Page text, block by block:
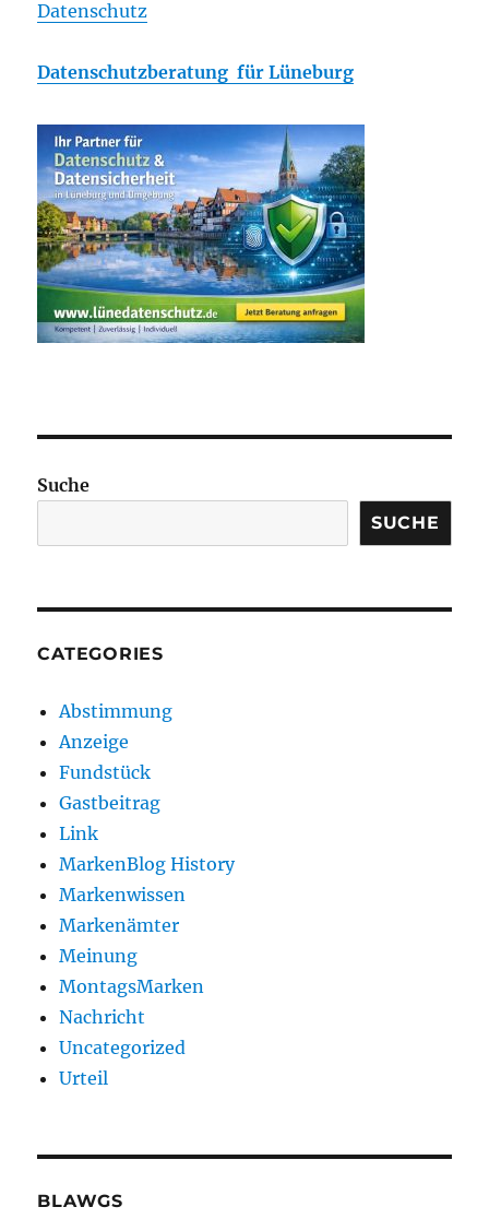
Datenschutz
Datenschutzberatung für Lüneburg
Suche
SUCHE
CATEGORIES
Abstimmung
Anzeige
Fundstück
Gastbeitrag
Link
MarkenBlog History
Markenwissen
Markenämter
Meinung
MontagsMarken
Nachricht
Uncategorized
Urteil
BLAWGS